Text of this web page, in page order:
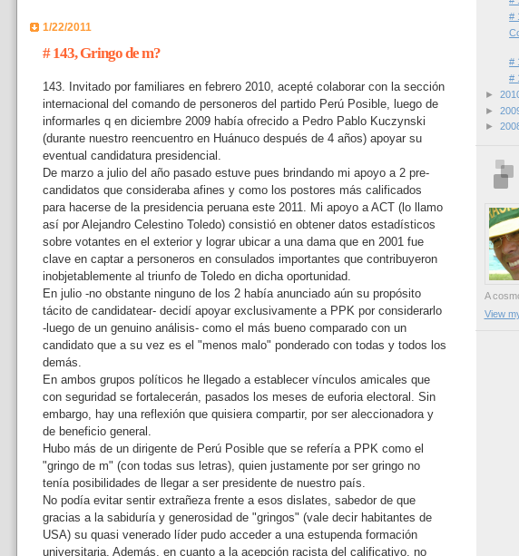
1/22/2011
# 143, Gringo de m?
143. Invitado por familiares en febrero 2010, acepté colaborar con la sección
internacional del comando de personeros del partido Perú Posible, luego de
informarles q en diciembre 2009 había ofrecido a Pedro Pablo Kuczynski
(durante nuestro reencuentro en Huánuco después de 4 años) apoyar su
eventual candidatura presidencial.
De marzo a julio del año pasado estuve pues brindando mi apoyo a 2 pre-
candidatos que consideraba afines y como los postores más calificados
para hacerse de la presidencia peruana este 2011. Mi apoyo a ACT (lo llamo
así por Alejandro Celestino Toledo) consistió en obtener datos estadísticos
sobre votantes en el exterior y lograr ubicar a una dama que en 2001 fue
clave en captar a personeros en consulados importantes que contribuyeron
inobjetablemente al triunfo de Toledo en dicha oportunidad.
En julio -no obstante ninguno de los 2 había anunciado aún su propósito
tácito de candidatear- decidí apoyar exclusivamente a PPK por considerarlo
-luego de un genuino análisis- como el más bueno comparado con un
candidato que a su vez es el "menos malo" ponderado con todas y todos los
demás.
En ambos grupos políticos he llegado a establecer vínculos amicales que
con seguridad se fortalecerán, pasados los meses de euforia electoral. Sin
embargo, hay una reflexión que quisiera compartir, por ser aleccionadora y
de beneficio general.
Hubo más de un dirigente de Perú Posible que se refería a PPK como el
"gringo de m" (con todas sus letras), quien justamente por ser gringo no
tenía posibilidades de llegar a ser presidente de nuestro país.
No podía evitar sentir extrañeza frente a esos dislates, sabedor de que
gracias a la sabiduría y generosidad de "gringos" (vale decir habitantes de
USA) su quasi venerado líder pudo acceder a una estupenda formación
universitaria. Además, en cuanto a la acepción racista del calificativo, no
#
#
#
►
►
►
A
View